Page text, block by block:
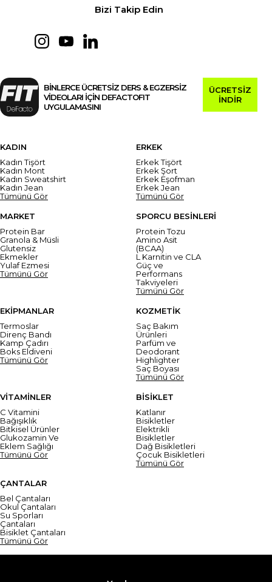
Bizi Takip Edin
BİNLERCE ÜCRETSİZ DERS & EGZERSİZ
VİDEOLARI İÇİN DEFACTOFIT
UYGULAMASINI
ÜCRETSİZ
İNDİR
KADIN
Kadın Tişört
Kadın Mont
Kadın Sweatshirt
Kadın Jean
Tümünü Gör
ERKEK
Erkek Tişört
Erkek Şort
Erkek Eşofman
Erkek Jean
Tümünü Gör
MARKET
Protein Bar
Granola & Müsli
Glutensiz
Ekmekler
Yulaf Ezmesi
Tümünü Gör
SPORCU BESİNLERİ
Protein Tozu
Amino Asit
(BCAA)
L Karnitin ve CLA
Güç ve
Performans
Takviyeleri
Tümünü Gör
EKİPMANLAR
Termoslar
Direnç Bandı
Kamp Çadırı
Boks Eldiveni
Tümünü Gör
KOZMETİK
Saç Bakım
Ürünleri
Parfüm ve
Deodorant
Highlighter
Saç Boyası
Tümünü Gör
VİTAMİNLER
C Vitamini
Bağışıklık
Bitkisel Ürünler
Glukozamin Ve
Eklem Sağlığı
Tümünü Gör
BİSİKLET
Katlanır
Bisikletler
Elektrikli
Bisikletler
Dağ Bisikletleri
Çocuk Bisikletleri
Tümünü Gör
ÇANTALAR
Bel Çantaları
Okul Çantaları
Su Sporları
Çantaları
Bisiklet Çantaları
Tümünü Gör